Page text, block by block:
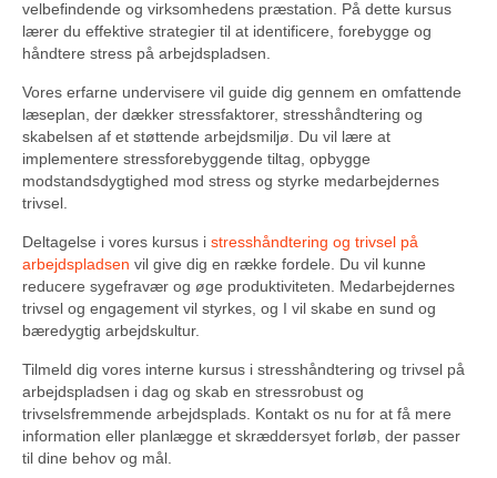
velbefindende og virksomhedens præstation. På dette kursus
lærer du effektive strategier til at identificere, forebygge og
håndtere stress på arbejdspladsen.
Vores erfarne undervisere vil guide dig gennem en omfattende
læseplan, der dækker stressfaktorer, stresshåndtering og
skabelsen af et støttende arbejdsmiljø. Du vil lære at
implementere stressforebyggende tiltag, opbygge
modstandsdygtighed mod stress og styrke medarbejdernes
trivsel.
Deltagelse i vores kursus i stresshåndtering og trivsel på
arbejdspladsen vil give dig en række fordele. Du vil kunne
reducere sygefravær og øge produktiviteten. Medarbejdernes
trivsel og engagement vil styrkes, og I vil skabe en sund og
bæredygtig arbejdskultur.
Tilmeld dig vores interne kursus i stresshåndtering og trivsel på
arbejdspladsen i dag og skab en stressrobust og
trivselsfremmende arbejdsplads. Kontakt os nu for at få mere
information eller planlægge et skræddersyet forløb, der passer
til dine behov og mål.